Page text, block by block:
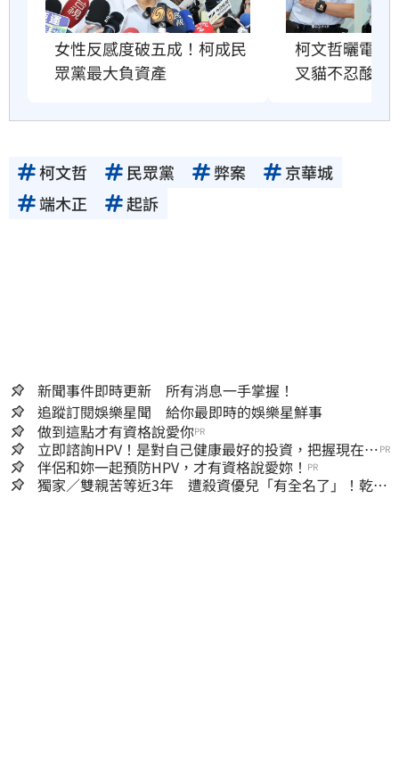
女性反感度破五成！柯成民
眾黨最大負資產
柯文哲曬電子
叉貓不忍酸爆
柯文哲 民眾黨 弊案
京華城
端木正
起訴
新聞事件即時更新 所有消息一手掌握！
追蹤訂閱娛樂星聞 給你最即時的娛樂星鮮事
做到這點才有資格說愛你PR
立即諮詢HPV！是對自己健康最好的投資，把握現在不
嫌晚！
PR
伴侶和妳一起預防HPV，才有資格說愛妳！ PR
獨家／雙親苦等近3年 遭殺資優兒「有全名了」！乾妹